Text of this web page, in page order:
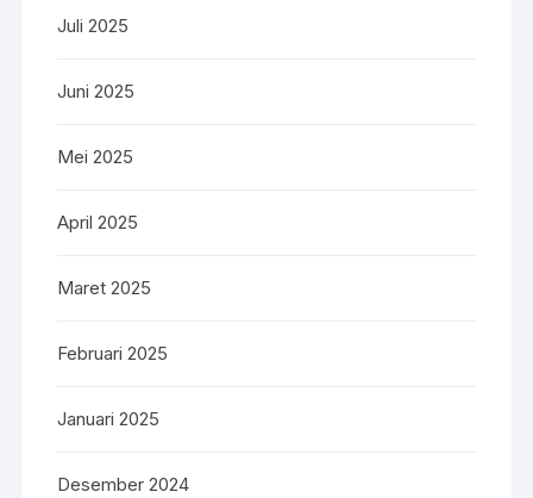
Juli 2025
Juni 2025
Mei 2025
April 2025
Maret 2025
Februari 2025
Januari 2025
Desember 2024